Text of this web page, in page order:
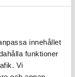
innehållet
funktioner
Vi